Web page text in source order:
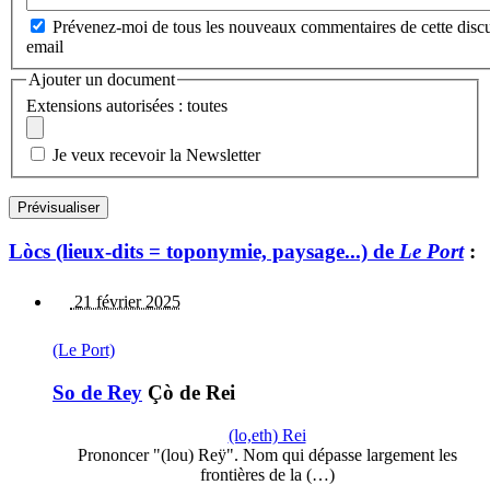
Prévenez-moi de tous les nouveaux commentaires de cette
email
Ajouter un document
Extensions autorisées : toutes
Je veux recevoir la Newsletter
Lòcs (lieux-dits = toponymie, paysage...) de Le Port:
21 février 2025
(Le Port)
So de Rey Çò de Rei
(lo,eth) Rei
Prononcer "(lou) Reÿ". Nom qui dépasse largement les
frontières de la (…)